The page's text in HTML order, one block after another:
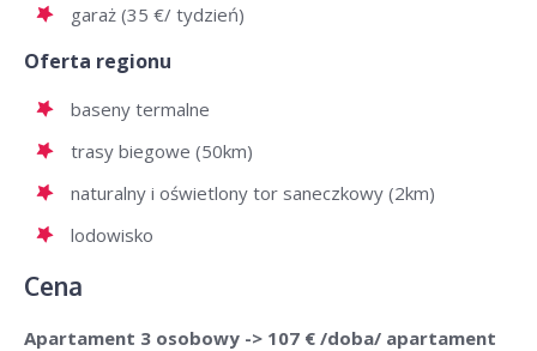
garaż (35 €/ tydzień)
Oferta regionu
baseny termalne
trasy biegowe (50km)
naturalny i oświetlony tor saneczkowy (2km)
lodowisko
Cena
Apartament 3 osobowy -> 107 € /doba/ apartament